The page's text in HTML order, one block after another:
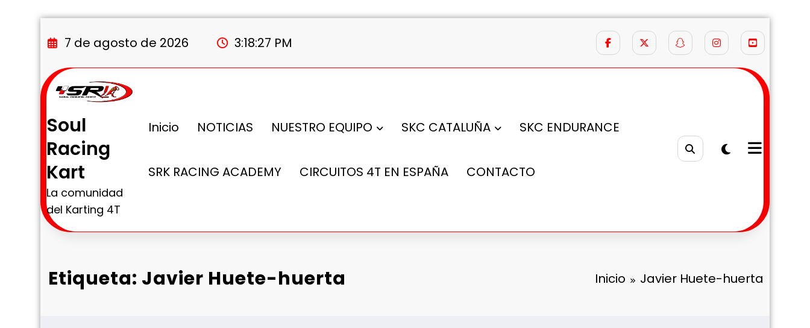
al
7 de agosto de 2026 3:18:28 PM
Soul
Racing
Kart
La comunidad
del Karting 4T
Inicio NOTICIAS NUESTRO EQUIPO SKC CATALUÑA SKC ENDURANCE
SRK RACING ACADEMY CIRCUITOS 4T EN ESPAÑA CONTACTO
Etiqueta: Javier Huete-huerta Inicio Javier Huete-huerta